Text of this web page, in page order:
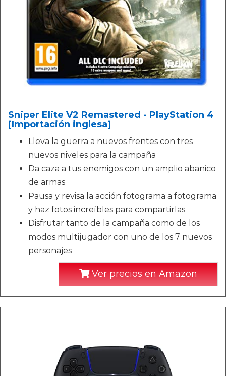
Sniper Elite V2 Remastered - PlayStation 4
[Importación inglesa]
Lleva la guerra a nuevos frentes con tres
nuevos niveles para la campaña
Da caza a tus enemigos con un amplio abanico
de armas
Pausa y revisa la acción fotograma a fotograma
y haz fotos increíbles para compartirlas
Disfrutar tanto de la campaña como de los
modos multijugador con uno de los 7 nuevos
personajes
Ver precios en Amazon